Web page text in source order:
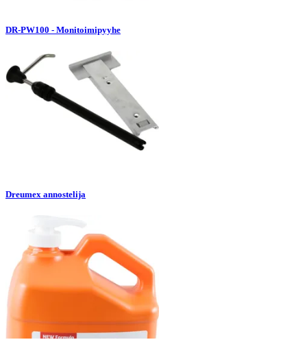
DR-PW100 - Monitoimipyyhe
Dreumex annostelija